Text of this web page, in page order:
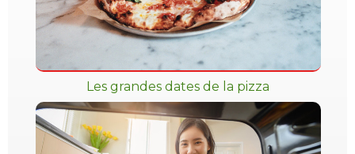
Les grandes dates de la pizza